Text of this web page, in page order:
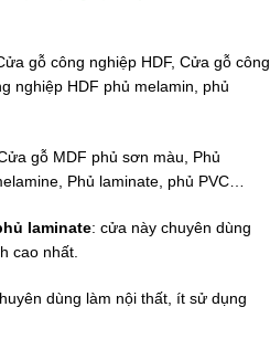
gỗ công nghiệp HDF, Cửa gỗ công
nghiệp HDF phủ melamin, phủ
gỗ MDF phủ sơn màu, Phủ
Phủ laminate, phủ PVC…
laminate: cửa này chuyên dùng
cao nhất.
dùng làm nội thất, ít sử dụng